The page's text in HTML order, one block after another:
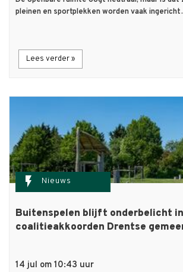
pleinen en sportplekken worden vaak
Lees verder »
flash_on Nieuws
Buitenspelen blijft onderbelicht in
coalitieakkoorden Drentse
14 jul om 10:43 uur